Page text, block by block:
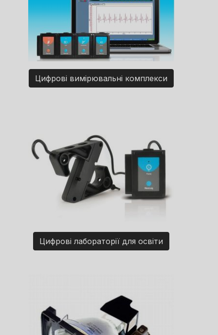
Цифрові вимірювальні комплекси
Цифрові лабораторії для освіти